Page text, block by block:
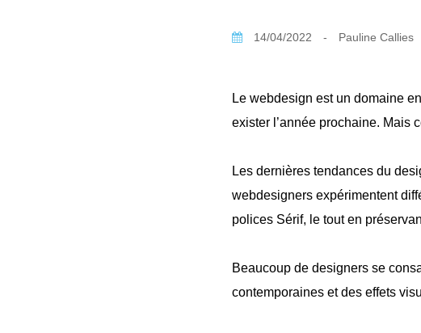
14/04/2022 - Pauline Callies
Le webdesign est un domaine
exister l’année prochaine. Mais
Les dernières tendances du
webdesigners expérimentent
polices Sérif, le tout en
Beaucoup de designers se
contemporaines et des effets